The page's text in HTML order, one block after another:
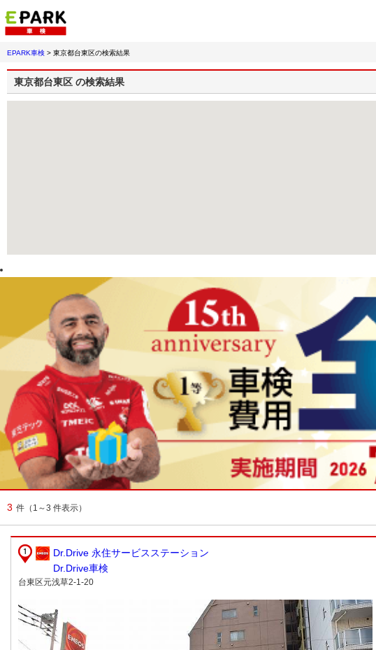
EPARK車検 > 東京都台東区の検索結果
東京都台東区 の検索結果
3 件 （1～3 件表示）
Dr.Drive 永住サービスステーション
Dr.Drive車検
台東区元浅草2-1-20